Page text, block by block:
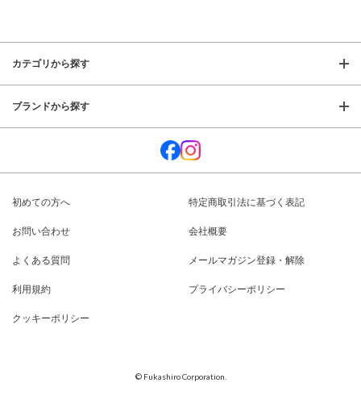
カテゴリから探す
ブランドから探す
初めての方へ 特定商取引法に基づく表記
お問い合わせ 会社概要
よくある質問 メールマガジン登録・解除
利用規約 プライバシーポリシー
クッキーポリシー
© Fukashiro Corporation.